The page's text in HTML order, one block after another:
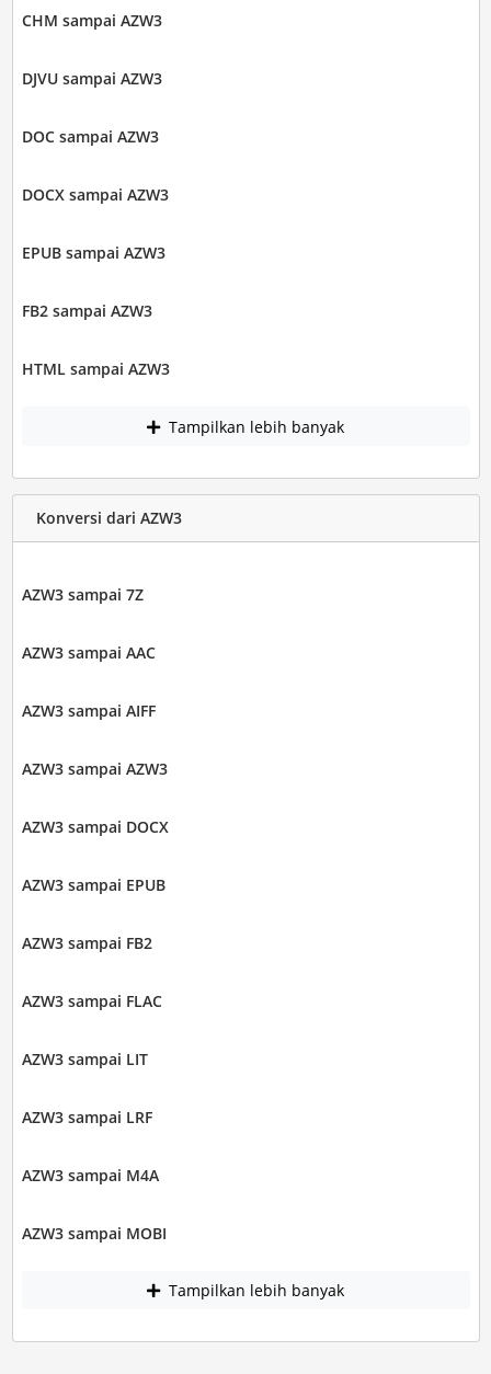
CHM sampai AZW3
DJVU sampai AZW3
DOC sampai AZW3
DOCX sampai AZW3
EPUB sampai AZW3
FB2 sampai AZW3
HTML sampai AZW3
Tampilkan lebih banyak
Konversi dari AZW3
AZW3 sampai 7Z
AZW3 sampai AAC
AZW3 sampai AIFF
AZW3 sampai AZW3
AZW3 sampai DOCX
AZW3 sampai EPUB
AZW3 sampai FB2
AZW3 sampai FLAC
AZW3 sampai LIT
AZW3 sampai LRF
AZW3 sampai M4A
AZW3 sampai MOBI
Tampilkan lebih banyak